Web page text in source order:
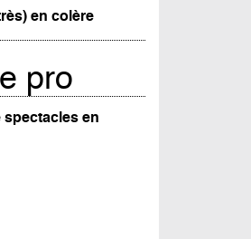
en colère
pro
spectacles en